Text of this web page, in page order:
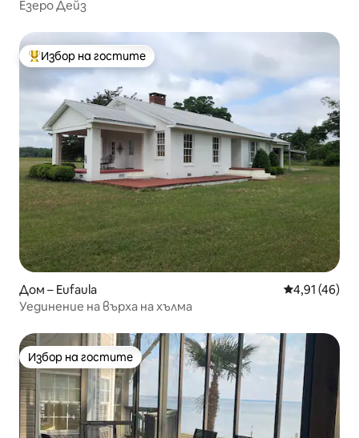
Езеро Дейз
Най-популярен избор на гостите
Избор на гостите
Дом – Eufaula Средна
4,91 (46)
Уединение на върха на хълма
Избор на гостите
Избор на гостите